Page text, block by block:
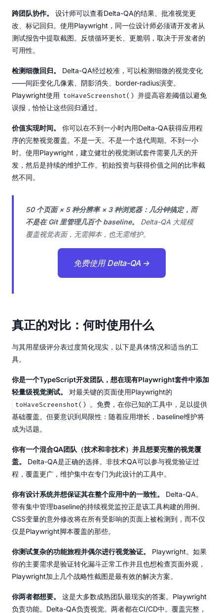
跨团队协作。
设计师可以查看Delta-QA的结果、批准视觉更
改、标记回归。使用Playwright，同一位设计师必须请开发者从
测试报告中提取截图。反馈循环更长、更脆弱，取决于开发者的
可用性。
检测细微回归。
Delta-QA经过校准，可以检测细微的视觉变化
——间距变化几像素、阴影消失、border-radius演变。
Playwright使用 toHaveScreenshot() 并提高容差阈值以避免
误报，恰恰让这些回归通过。
价值实现时间。
你可以在不到一小时内用Delta-QA获得应用程
序的完整视觉覆盖。不是一天。不是一个迭代周期。不到一小
时。使用Playwright，建立健壮的视觉测试套件需要几天的开
发，然后是持续的维护工作。初始投资与获得价值之间的比率截
然不同。
50 个页面 × 5 种分辨率 × 3 种浏览器：几分钟搞定，而
不是在 Git 里管理几百个 baseline。
Delta-QA 大规模
覆盖视觉表面，无需脚本，也无需维护。
免费使用 Delta-QA →
真正的对比：何时使用什么
与其用星级评分表过度简化现实，以下是具体情况和适当的工
具。
你是一个TypeScript开发团队，想在现有Playwright套件中添加
轻量级视觉测试。
对最关键的页面使用Playwright的
toHaveScreenshot()
。免费，在你已知的工具中，足以提供
基础覆盖。但要意识到局限性：随着应用增长，baseline维护将
成为话题。
你有一个混合QA团队（技术和非技术）并且想要完整的视觉覆
盖。
Delta-QA是正确的选择。非技术QA可以参与视觉验证过
程，覆盖更广，维护集中在专门为此设计的工具中。
你有设计系统并想保证其在整个应用中的一致性。
Delta-QA。
带有集中管理baseline的持续视觉监控正是该工具构建的用例。
CSS变量的意外修改将在所有受影响的页面上被检测到，而不仅
仅是Playwright脚本覆盖的那些。
你测试复杂的功能旅程并偶尔进行视觉验证。
Playwright。如果
你的主要需求是验证转化漏斗正常工作并且也想检查页面外观，
Playwright加上几个战略性截图是最有效的解决方案。
你两者都想要。
这是大多数成熟团队最现实的答案。Playwright
负责功能。Delta-QA负责视觉。两者都在CI/CD中。覆盖完整，